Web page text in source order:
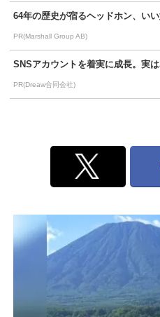
64年の歴史が宿るヘッドホン、い
PR(Marshall Group AB)
SNSアカウントを着実に成長。実
PR(Dreaw合同会社)